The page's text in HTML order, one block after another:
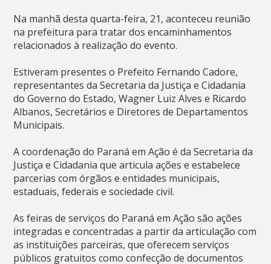
Na manhã desta quarta-feira, 21, aconteceu reunião
na prefeitura para tratar dos encaminhamentos
relacionados à realização do evento.
Estiveram presentes o Prefeito Fernando Cadore,
representantes da Secretaria da Justiça e Cidadania
do Governo do Estado, Wagner Luiz Alves e Ricardo
Albanos, Secretários e Diretores de Departamentos
Municipais.
A coordenação do Paraná em Ação é da Secretaria da
Justiça e Cidadania que articula ações e estabelece
parcerias com órgãos e entidades municipais,
estaduais, federais e sociedade civil.
As feiras de serviços do Paraná em Ação são ações
integradas e concentradas a partir da articulação com
as instituições parceiras, que oferecem serviços
públicos gratuitos como confecção de documentos